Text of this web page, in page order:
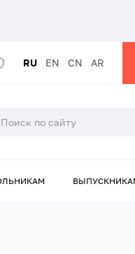
RU EN CN AR